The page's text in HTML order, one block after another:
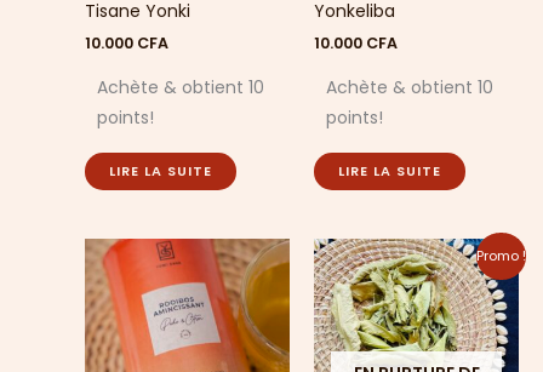
Tisane Yonki
10.000 CFA
Achète & obtient 10
points!
LIRE LA SUITE
Yonkeliba
10.000 CFA
Achète & obtient 10
points!
LIRE LA SUITE
Promo !
Le
prix
initial
était :
5.000 CFA.
Le
prix
actuel
est :
3.000